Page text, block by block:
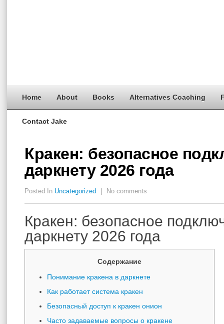
Home About Books Alternatives Coaching
Contact Jake
Кракен: безопасное
даркнету 2026 года
Posted In Uncategorized No comments
Кракен: безопасное
даркнету 2026 года
Содержание
Понимание кракена в даркнете
Как работает система кракен
Безопасный доступ к кракен онион
Часто задаваемые вопросы о кракене